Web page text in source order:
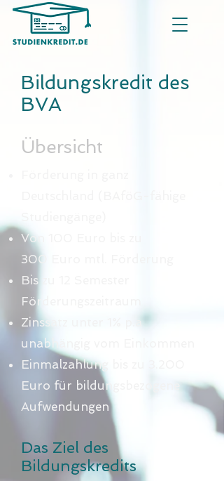
Bildungskredit des
BVA
Übersicht
Von 100 Euro bis zu
300 Euro mtl. Förderung
Bis zu 12 Semester
Förderungszeitraum
Zinssatz unter 1% p.a
unabhängig vom Einkommen
Einmalzahlung bis zu 3.200
Euro für bildungsbezogene
Aufwendungen
Das Ziel des
Bildungskredits